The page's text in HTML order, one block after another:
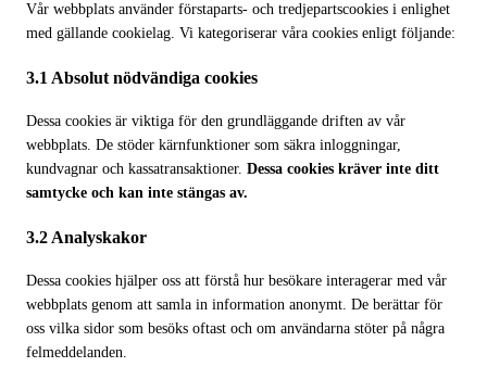
Vår webbplats använder förstaparts- och tredjepartscookies i enlighet
med gällande cookielag. Vi kategoriserar våra cookies enligt följande:
3.1 Absolut nödvändiga cookies
Dessa cookies är viktiga för den grundläggande driften av vår
webbplats. De stöder kärnfunktioner som säkra inloggningar,
kundvagnar och kassatransaktioner. Dessa cookies kräver inte ditt
samtycke och kan inte stängas av.
3.2 Analyskakor
Dessa cookies hjälper oss att förstå hur besökare interagerar med vår
webbplats genom att samla in information anonymt. De berättar för
oss vilka sidor som besöks oftast och om användarna stöter på några
felmeddelanden.